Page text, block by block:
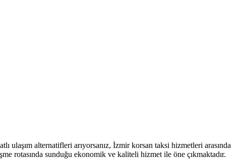
alternatifleri arıyorsanız, İzmir korsan taksi hizmetleri arasında
rotasında sunduğu ekonomik ve kaliteli hizmet ile öne çıkmaktadır.